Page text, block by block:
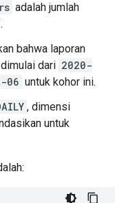
adalah jumlah
bahwa laporan
dari 2020-
06 untuk kohor ini.
, dimensi
untuk